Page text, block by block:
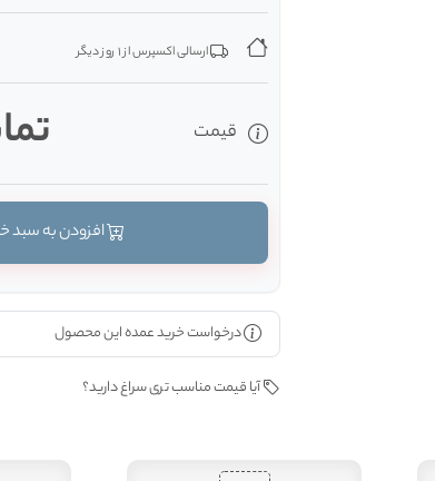
ارسالی اکسپرس از 1 روز دیگر
قیمت
درخواست خرید عمده این محصول
آیا قیمت مناسب تری سراغ دارید؟